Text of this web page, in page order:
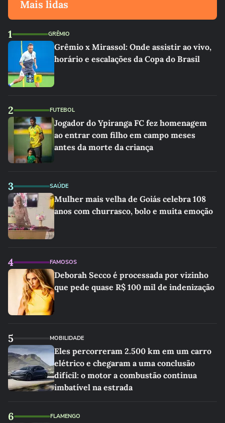
Mais lidas
1 GRÊMIO
Grêmio x Mirassol: Onde assistir ao vivo,
horário e escalações da Copa do Brasil
2 FUTEBOL
Jogador do Ypiranga FC fez homenagem
ao entrar com filho em campo meses
antes da morte da criança
3 SAÚDE
Mulher mais velha de Goiás celebra 108
anos com churrasco, bolo e muita emoção
4 FAMOSOS
Deborah Secco é processada por vizinho
que pede quase R$ 100 mil de indenização
5 MOBILIDADE
Eles percorreram 2.500 km em um carro
elétrico e chegaram a uma conclusão
difícil: o motor a combustão continua
imbatível na estrada
6 FLAMENGO